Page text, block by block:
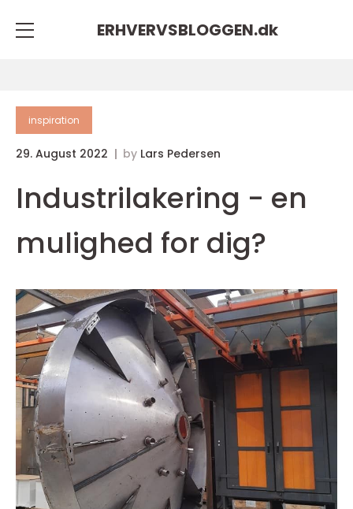
ERHVERVSBLOGGEN.dk
inspiration
29. August 2022 by Lars Pedersen
Industrilakering - en
mulighed for dig?